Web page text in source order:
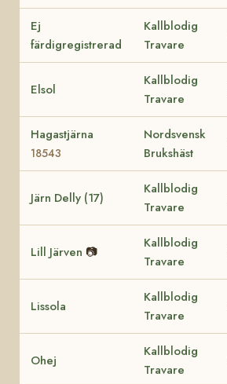
Ej
färdigregistrerad
Kallblodig
Travare
Elsol
Kallblodig
Travare
Hagastjärna
18543
Nordsvensk
Brukshäst
Järn Delly (17)
Kallblodig
Travare
Lill Järven 📷
Kallblodig
Travare
Lissola
Kallblodig
Travare
Ohej
Kallblodig
Travare